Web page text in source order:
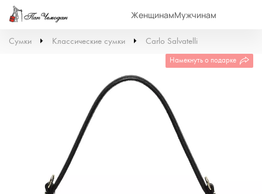
ЖенщинамМужчинам
Сумки Классические сумки Carlo Salvatelli
Намекнуть о подарке